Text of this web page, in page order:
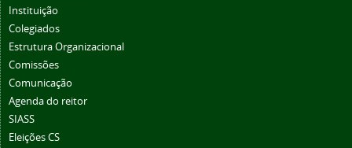
Instituição
Colegiados
Estrutura Organizacional
Comissões
Comunicação
Agenda do reitor
SIASS
Eleições CS